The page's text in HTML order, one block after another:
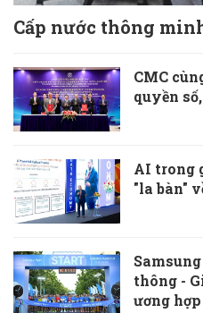
Cấp nước thông
CMC
quyền
AI trong
"la bàn"
thông -
ương